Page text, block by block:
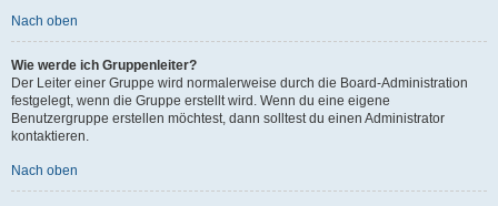
Nach oben
Wie werde ich Gruppenleiter?
Der Leiter einer Gruppe wird normalerweise durch die Board-Administration
festgelegt, wenn die Gruppe erstellt wird. Wenn du eine eigene
Benutzergruppe erstellen möchtest, dann solltest du einen Administrator
kontaktieren.
Nach oben